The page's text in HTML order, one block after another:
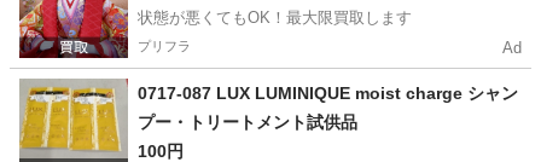
状態が悪くてもOK！最大限買取します
プリフラ Ad
0717-087 LUX LUMINIQUE moist charge シャン
プー・トリートメント試供品
100円